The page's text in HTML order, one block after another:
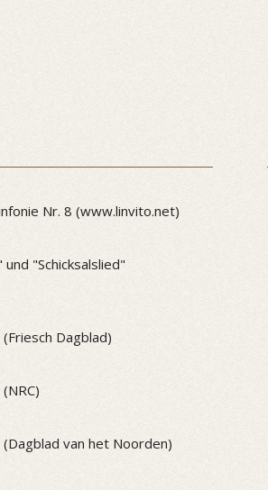
Nr. 8 (www.linvito.net)
und "Schicksalslied"
Dagblad)
van het Noorden)